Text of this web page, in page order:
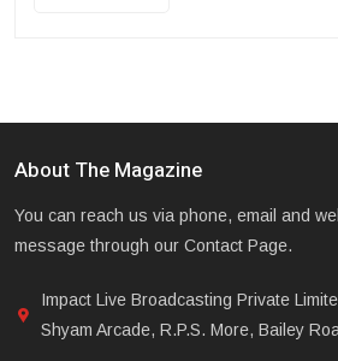
About The Magazine
You can reach us via phone, email and
message through our Contact Page.
Impact Live Broadcasting Private
Shyam Arcade, R.P.S. More, Bailey